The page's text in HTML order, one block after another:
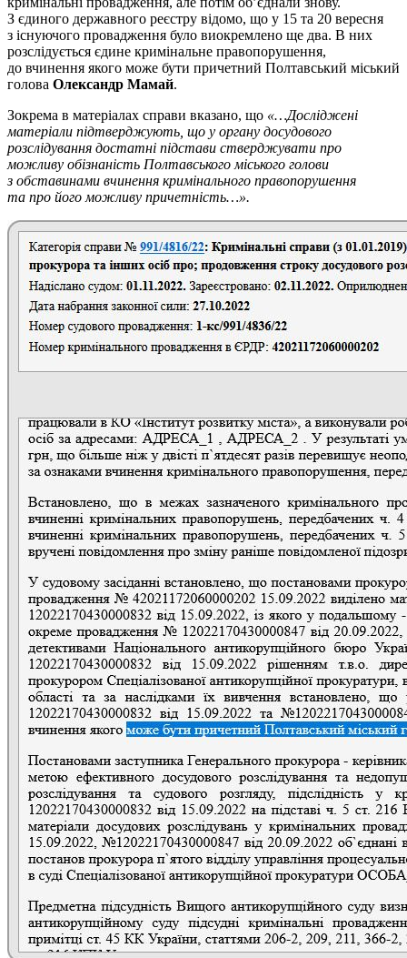
З єдиного державного реєстру відомо, що у 15 та 20 вересня
з існуючого провадження було виокремлено ще два. В них
розслідується єдине кримінальне правопорушення,
до вчинення якого може бути причетний Полтавський міський
голова Олександр Мамай.
Зокрема в матеріалах справи вказано, що «…Досліджені
матеріали підтверджують, що у органу досудового
розслідування достатні підстави стверджувати про
можливу обізнаність Полтавського міського голови
з обставинами вчинення кримінального правопорушення
та про його можливу причетність…».